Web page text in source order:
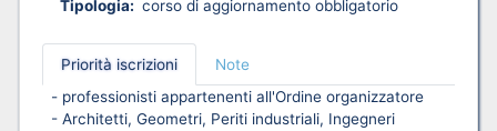
Tipologia: corso di aggiornamento obbligatorio
Priorità iscrizioni
Note
- professionisti appartenenti all'Ordine organizzatore
- Architetti, Geometri, Periti industriali, Ingegneri